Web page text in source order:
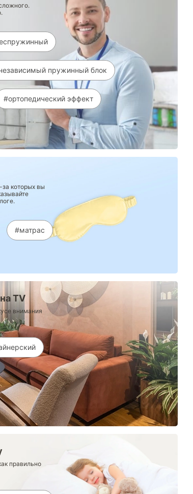
пружинный блок
#ортопедический эффект
которых вы
#матрас
ТV
внимания
правильно